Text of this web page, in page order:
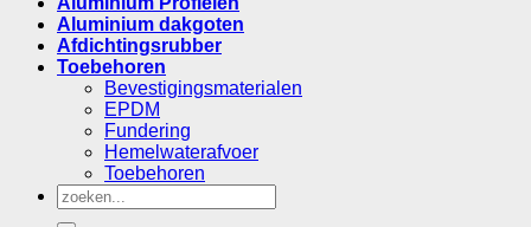
Aluminium dakgoten
Afdichtingsrubber
Toebehoren
Bevestigingsmaterialen
EPDM
Fundering
Hemelwaterafvoer
Toebehoren
Zoeken
naar: